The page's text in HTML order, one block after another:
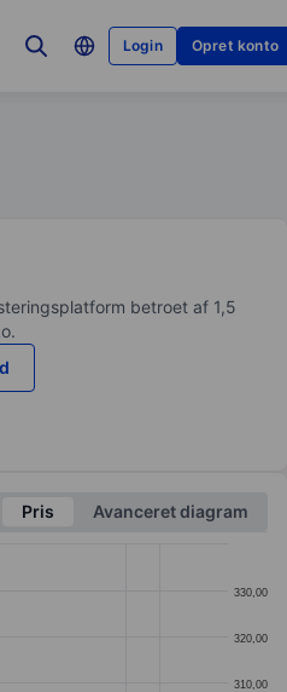
Login Opret konto
betroet af 1,5
Pris
Avanceret diagram
310,00
320,00
330,00